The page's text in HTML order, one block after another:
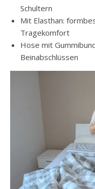
Schultern
Mit Elasthan:
Tragekomfort
Hose mit
Beinabschlüssen